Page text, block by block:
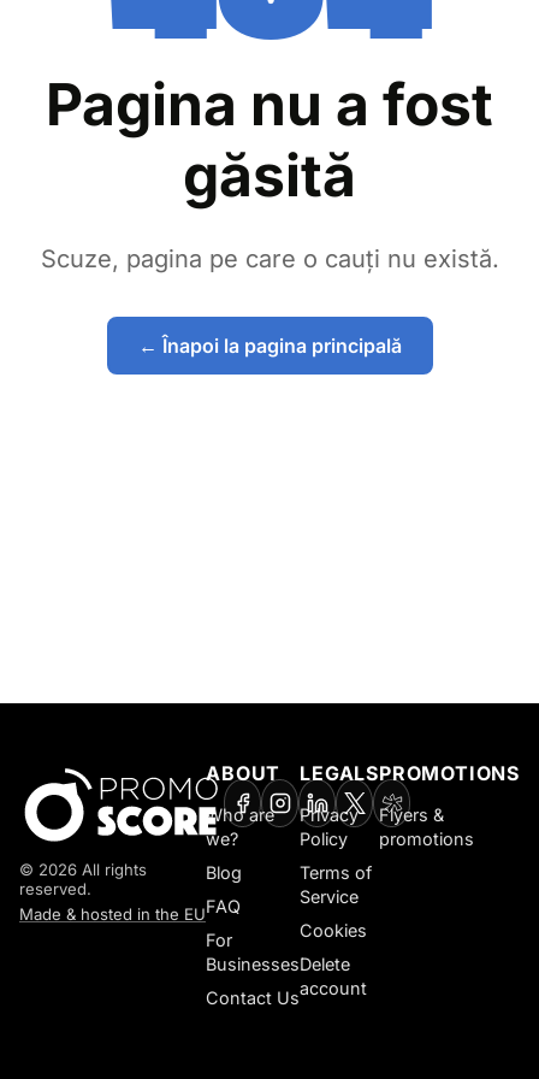
Pagina nu a fost
găsită
Scuze, pagina pe care o cauți nu există.
← Înapoi la pagina principală
© 2026 All rights
reserved.
Made & hosted in the EU
ABOUT
Who are
we?
Blog
FAQ
For
Businesses
Contact Us
LEGALS
Privacy
Policy
Terms of
Service
Cookies
Delete
account
PROMOTIONS
Flyers &
promotions